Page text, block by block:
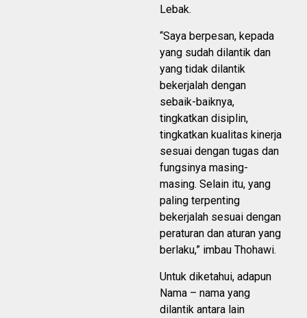
Lebak.
“Saya berpesan, kepada
yang sudah dilantik dan
yang tidak dilantik
bekerjalah dengan
sebaik-baiknya,
tingkatkan disiplin,
tingkatkan kualitas kinerja
sesuai dengan tugas dan
fungsinya masing-
masing. Selain itu, yang
paling terpenting
bekerjalah sesuai dengan
peraturan dan aturan yang
berlaku,” imbau Thohawi.
Untuk diketahui, adapun
Nama – nama yang
dilantik antara lain